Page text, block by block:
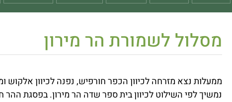
מסלול לשמורת הר מירון
ממעלות נצא מזרחה לכיוון הכפר חורפיש, נפנה לכיוון
נמשיך לפי השילוט לכיוון בית ספר שדה הר מירון. בפסגת ההר